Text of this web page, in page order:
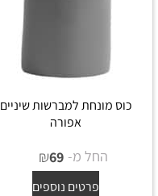
כוס מונחת למברשות שיניים
אפורה
החל מ- ₪69
פרטים נוספים